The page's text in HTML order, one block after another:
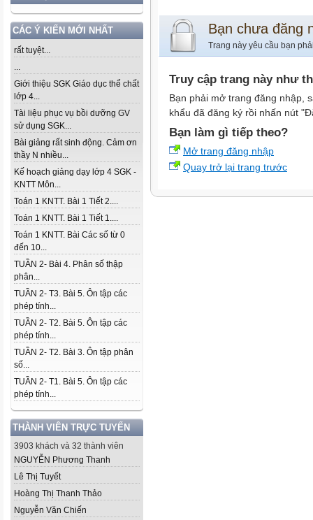
CÁC Ý KIẾN MỚI NHẤT
rất tuyệt...
...
Giới thiệu SGK Giáo dục thể chất
lớp 4...
Tài liệu phục vụ bồi dưỡng GV
sử dụng SGK...
Bài giảng rất sinh động. Cảm ơn
thầy N nhiều...
Kế hoạch giảng dạy lớp 4 SGK -
KNTT Môn...
Toán 1 KNTT. Bài 1 Tiết 2....
Toán 1 KNTT. Bài 1 Tiết 1....
Toán 1 KNTT. Bài Các số từ 0
đến 10...
TUẦN 2- Bài 4. Phân số thập
phân...
TUẦN 2- T3. Bài 5. Ôn tập các
phép tính...
TUẦN 2- T2. Bài 5. Ôn tập các
phép tính...
TUẦN 2- T2. Bài 3. Ôn tập phân
số...
TUẦN 2- T1. Bài 5. Ôn tập các
phép tính...
THÀNH VIÊN TRỰC TUYẾN
3903 khách và 32 thành viên
NGUYỄN Phương Thanh
Lê Thị Tuyết
Hoàng Thị Thanh Thảo
Nguyễn Văn Chiến
Bạn chưa đăng
Trang này yêu cầu bạn
Truy cập trang này như
Bạn phải mở trang đăng nhập,
khẩu đã đăng ký rồi nhấn nút
Bạn làm gì tiếp theo?
Mở trang đăng nhập
Quay trở lại trang trước